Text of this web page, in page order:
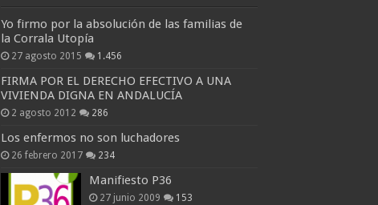
Yo firmo por la absolución de las familias de
la Corrala Utopía
27 agosto 2015 1.456
FIRMA POR EL DERECHO EFECTIVO A UNA
VIVIENDA DIGNA EN ANDALUCÍA
2 agosto 2012 286
Los enfermos no son luchadores
26 febrero 2017 234
Manifiesto P36
27 junio 2009 153